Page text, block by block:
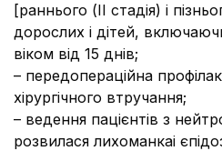
[раннього (ІІ стадія) і
дорослих і дітей,
віком від 15 днів;
– передопераційна
хірургічного втручання;
– ведення пацієнтів з
розвилася лихоманкаі